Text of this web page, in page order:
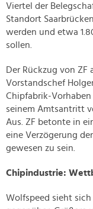
Viertel der
Standort
werden und etwa
sollen.
Der Rückzug von
Vorstandschef
Chipfabrik-
seinem Amtsantritt
Aus. ZF betonte in
eine Verzögerung
gewesen zu sein.
Chipindustrie:
Wolfspeed sieht